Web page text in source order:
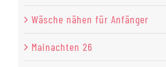
Wäsche nähen für Anfänger
Mainachten 26